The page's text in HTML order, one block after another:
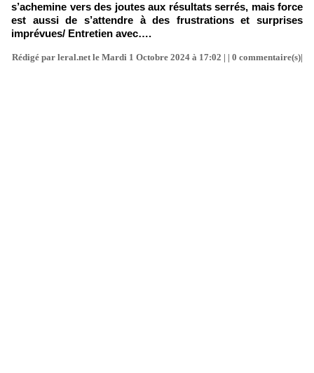
s’achemine vers des joutes aux résultats serrés, mais force
est aussi de s’attendre à des frustrations et surprises
imprévues/ Entretien avec….
Rédigé par leral.net le Mardi 1 Octobre 2024 à 17:02 | | 0 commentaire(s)|